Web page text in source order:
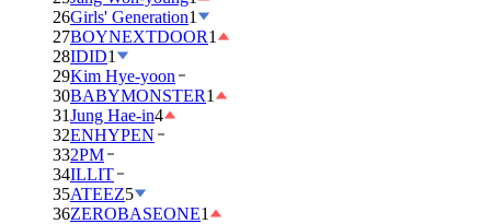
26Girls' Generation1
27BOYNEXTDOOR1
28IDID1
29Kim Hye-yoon
30BABYMONSTER1
31Jung Hae-in4
32ENHYPEN
332PM
34ILLIT
35ATEEZ5
36ZEROBASEONE1